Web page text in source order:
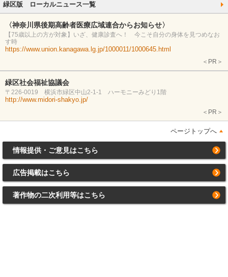
緑区版 ローカルニュース一覧
〈神奈川県後期高齢者医療広域連合からお知らせ〉
【75歳以上の方が対象】いざ、健康診査へ！ 今こそ自分の身体を見つめなお
す時
https://www.union.kanagawa.lg.jp/1000011/1000645.html
＜PR＞
緑区社会福祉協議会
〒226-0019 横浜市緑区中山2-1-1 ハーモニーみどり1階
http://www.midori-shakyo.jp/
＜PR＞
ページトップへ
情報提供・ご意見はこちら
広告掲載はこちら
著作物の二次利用等はこちら